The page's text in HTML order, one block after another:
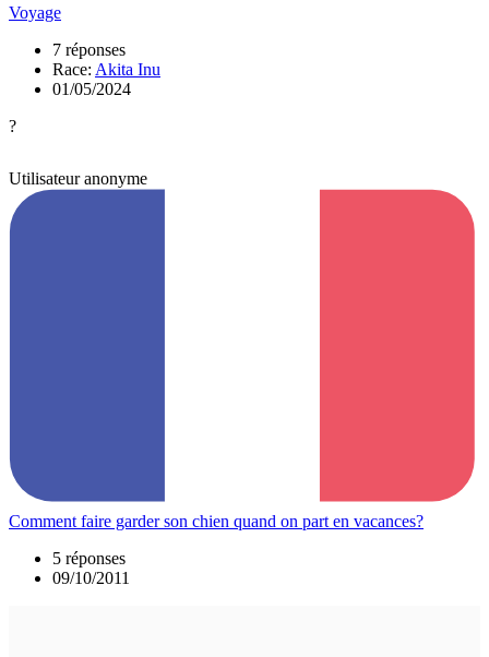
Voyage
7 réponses
Race: Akita Inu
01/05/2024
?
Utilisateur anonyme
Comment faire garder son chien quand on part en vacances?
5 réponses
09/10/2011